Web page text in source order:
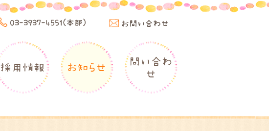
03-3937-4551(本部) お問い合わせ
採用情報 お知らせ
問い合わ
せ